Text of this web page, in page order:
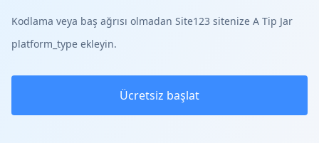
Kodlama veya baş ağrısı olmadan Site123 sitenize A Tip Jar
platform_type ekleyin.
Ücretsiz başlat